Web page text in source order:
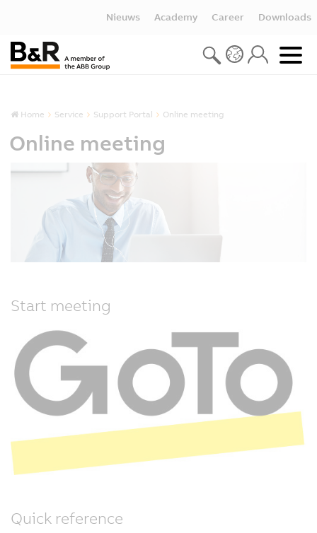
Nieuws Academy Career Downloads
Home Service Support Portal Online meeting
Online meeting
Start meeting
Quick reference